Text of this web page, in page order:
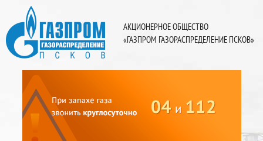
АКЦИОНЕРНОЕ ОБЩЕСТВО
«ГАЗПРОМ ГАЗОРАСПРЕДЕЛЕНИЕ ПСКОВ»